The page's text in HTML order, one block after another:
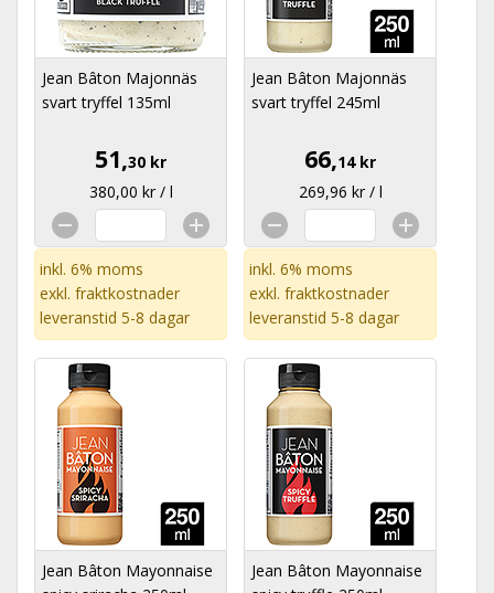
Jean Bâton Majonnäs
svart tryffel 135ml
51,30 kr
380,00 kr / l
inkl. 6% moms
exkl. fraktkostnader
leveranstid 5-8 dagar
Jean Bâton Majonnäs
svart tryffel 245ml
66,14 kr
269,96 kr / l
inkl. 6% moms
exkl. fraktkostnader
leveranstid 5-8 dagar
Jean Bâton Mayonnaise
Jean Bâton Mayonnaise